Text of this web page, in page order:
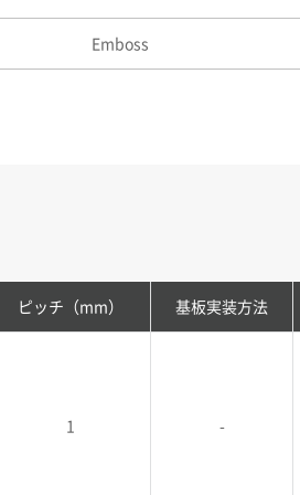
Emboss
ピッチ（mm） 基板実装方法
1 -